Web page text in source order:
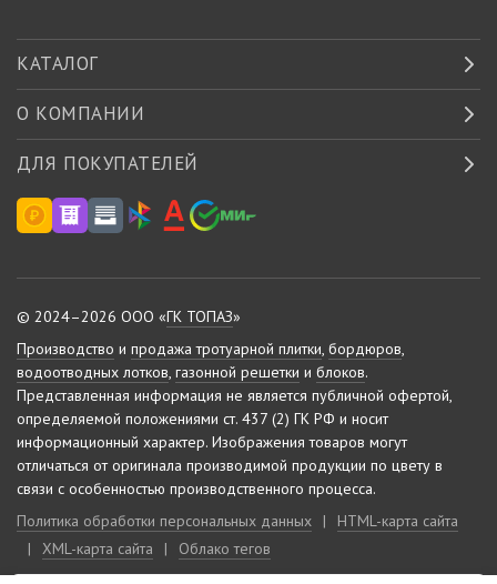
КАТАЛОГ
О КОМПАНИИ
ДЛЯ ПОКУПАТЕЛЕЙ
© 2024–2026 ООО «ГК ТОПАЗ»
Производство и продажа тротуарной плитки, бордюров,
водоотводных лотков, газонной решетки и блоков.
Представленная информация не является публичной офертой,
определяемой положениями ст. 437 (2) ГК РФ и носит
информационный характер. Изображения товаров могут
отличаться от оригинала производимой продукции по цвету в
связи с особенностью производственного процесса.
Политика обработки персональных данных
|
HTML-карта сайта
|
XML-карта сайта | Облако тегов